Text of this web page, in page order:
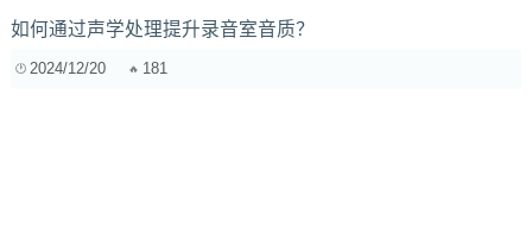
如何通过声学处理提升录音室音质？
2024/12/20 181